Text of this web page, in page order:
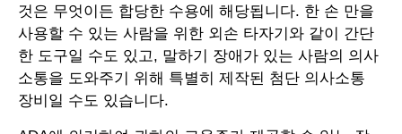
것은 무엇이든 합당한 수용에 해당됩니다. 한 손 만을
사용할 수 있는 사람을 위한 외손 타자기와 같이 간단
한 도구일 수도 있고, 말하기 장애가 있는 사람의 의사
소통을 도와주기 위해 특별히 제작된 첨단 의사소통
장비일 수도 있습니다.